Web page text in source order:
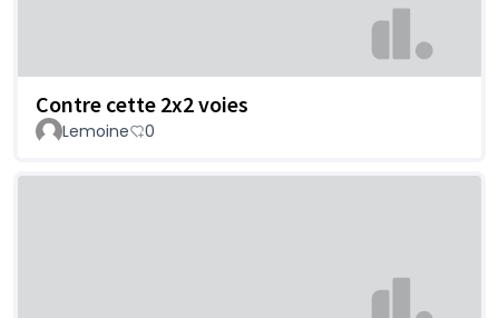
Contre cette 2x2 voies
Lemoine 0